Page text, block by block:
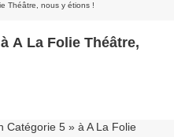
Théâtre, nous y étions !
A La Folie Théâtre,